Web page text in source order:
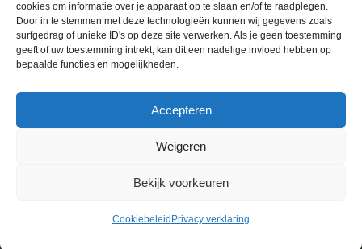
cookies om informatie over je apparaat op te slaan en/of te raadplegen.
Door in te stemmen met deze technologieën kunnen wij gegevens zoals
surfgedrag of unieke ID's op deze site verwerken. Als je geen toestemming
geeft of uw toestemming intrekt, kan dit een nadelige invloed hebben op
bepaalde functies en mogelijkheden.
Accepteren
Weigeren
Bekijk voorkeuren
Cookiebeleid Privacy verklaring
Terug
naar
boven
RTV SLOS
RTV SLOS ANBI